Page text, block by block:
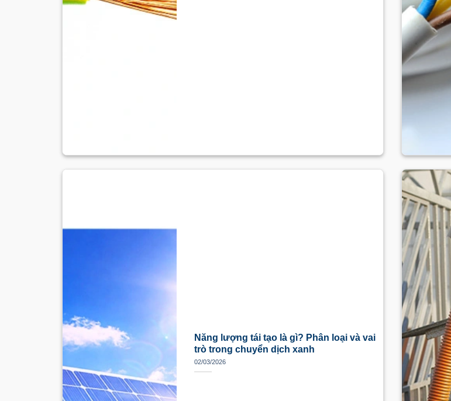
Năng lượng tái tạo là gì? Phân loại và vai
trò trong chuyển dịch xanh
02/03/2026